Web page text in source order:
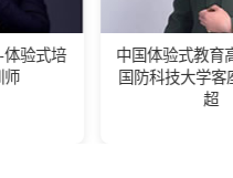
中国体验式教育高级培训师-
国防科技大学客座教练王佰